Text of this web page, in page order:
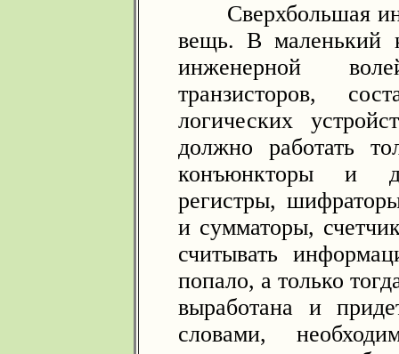
Сверхбольшая
вещь. В маленький
инженерной
транзисторов,
логических
должно работать
конъюнкторы и
регистры,
и сумматоры,
считывать
попало, а только
выработана и
словами,